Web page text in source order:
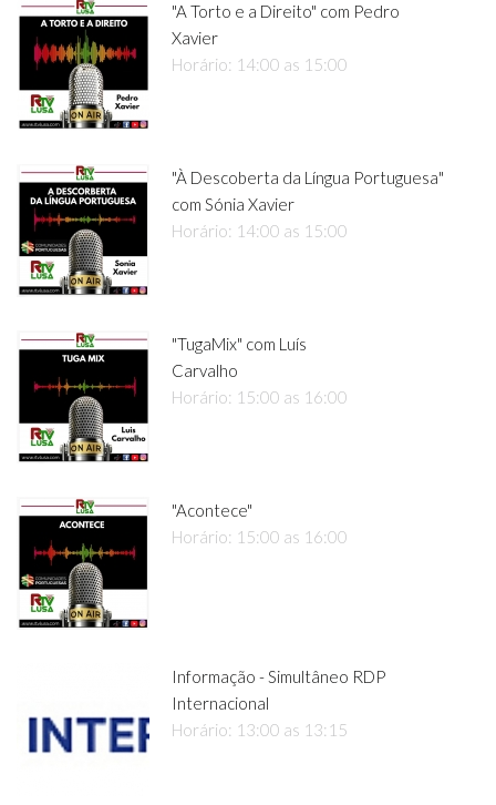
"A Torto e a Direito" com Pedro
Xavier
Horário: 14:00 as 15:00
"À Descoberta da Língua Portuguesa"
com Sónia Xavier
Horário: 14:00 as 15:00
"TugaMix" com Luís
Carvalho
Horário: 15:00 as 16:00
"Acontece"
Horário: 15:00 as 16:00
Informação - Simultâneo RDP
Internacional
Horário: 13:00 as 13:15